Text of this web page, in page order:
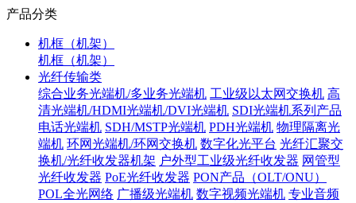
产品分类
机框（机架）
机框（机架）
光纤传输类
综合业务光端机/多业务光端机 工业级以太网交换机 高
清光端机/HDMI光端机/DVI光端机 SDI光端机系列产品
电话光端机 SDH/MSTP光端机 PDH光端机 物理隔离光
端机 环网光端机/环网交换机 数字化光平台 光纤汇聚交
换机/光纤收发器机架 户外型工业级光纤收发器 网管型
光纤收发器 PoE光纤收发器 PON产品（OLT/ONU）
POL全光网络 广播级光端机 数字视频光端机 专业音频